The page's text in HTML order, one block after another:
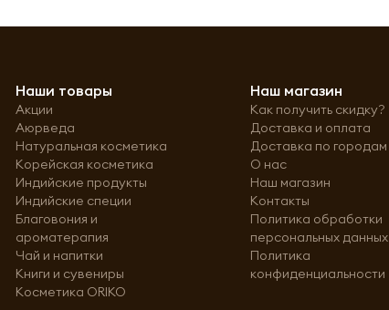
Наши товары
Акции
Аюрведа
Натуральная косметика
Корейская косметика
Индийские продукты
Индийские специи
Благовония и
ароматерапия
Чай и напитки
Книги и сувениры
Косметика ORIKO
Наш магазин
Как получить скидку?
Доставка и оплата
Доставка по городам
О нас
Наш магазин
Контакты
Политика обработки
персональных данных
Политика
конфиденциальности